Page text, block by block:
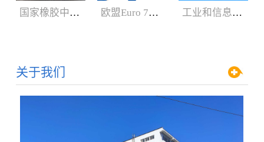
国家橡胶中心2023年轮胎剖析研讨会3月召开 欧盟Euro 7新法规增加汽车轮胎新内容 工业和信息化部：公开征求对《轿车轮胎》等8项强制性国家标准（征求意见稿）的意见
关于我们